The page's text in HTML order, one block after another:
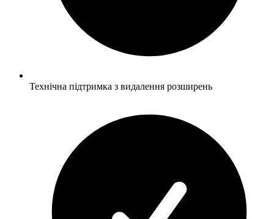
Технічна підтримка з видалення розширень